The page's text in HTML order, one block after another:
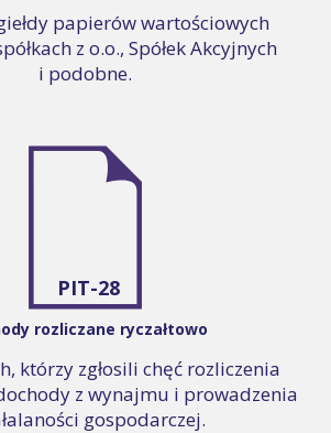
papierów wartościowych
z o.o., Spółek Akcyjnych
i podobne.
PIT-28
rozliczane ryczałtowo
którzy zgłosili chęć rozliczenia
z wynajmu i prowadzenia
gospodarczej.